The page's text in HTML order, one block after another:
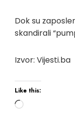
Dok su
skandirali
Izvor: Vijesti.ba
Like this:
Loading…